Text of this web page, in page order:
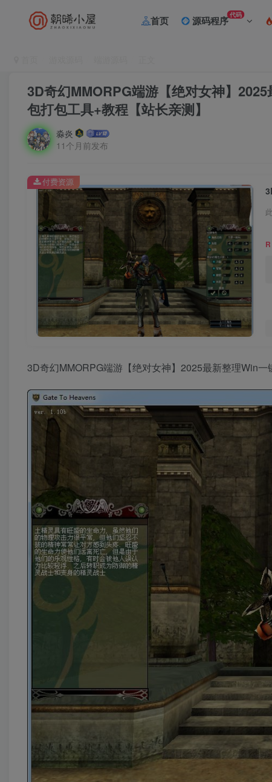
首页 源码程序代码
3D奇幻MMORPG端游【绝对女神】
包打包工具+教程【站长亲测】
淼炎
11个月前发布
R
付费资源
3D奇幻MMORPG端游【绝对女神】2025最新整理Win